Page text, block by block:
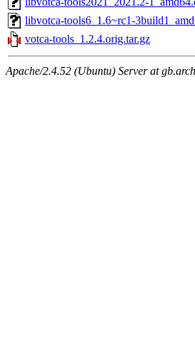
libvotca-tools6_1.6~rc1-
votca-tools_1.2.4.orig.tar.gz
Apache/2.4.52 (Ubuntu) Server at